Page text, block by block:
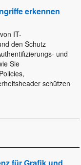
erkennen
IT-
den Schutz
und
Sie
schützen